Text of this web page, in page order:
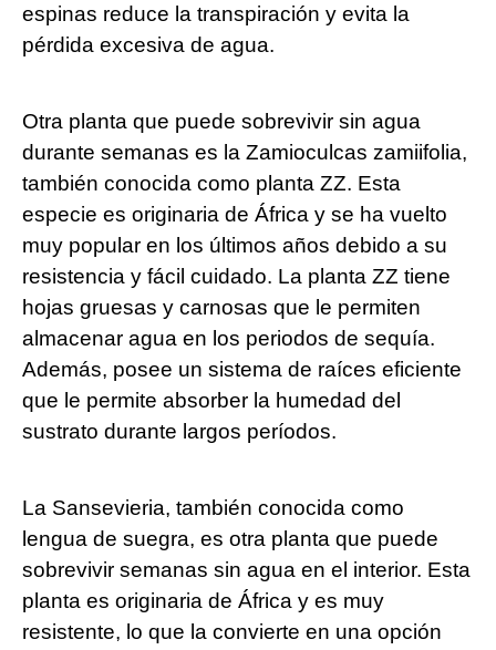
espinas reduce la transpiración y evita la
pérdida excesiva de agua.
Otra planta que puede sobrevivir sin agua
durante semanas es la Zamioculcas zamiifolia,
también conocida como planta ZZ. Esta
especie es originaria de África y se ha vuelto
muy popular en los últimos años debido a su
resistencia y fácil cuidado. La planta ZZ tiene
hojas gruesas y carnosas que le permiten
almacenar agua en los periodos de sequía.
Además, posee un sistema de raíces eficiente
que le permite absorber la humedad del
sustrato durante largos períodos.
La Sansevieria, también conocida como
lengua de suegra, es otra planta que puede
sobrevivir semanas sin agua en el interior. Esta
planta es originaria de África y es muy
resistente, lo que la convierte en una opción